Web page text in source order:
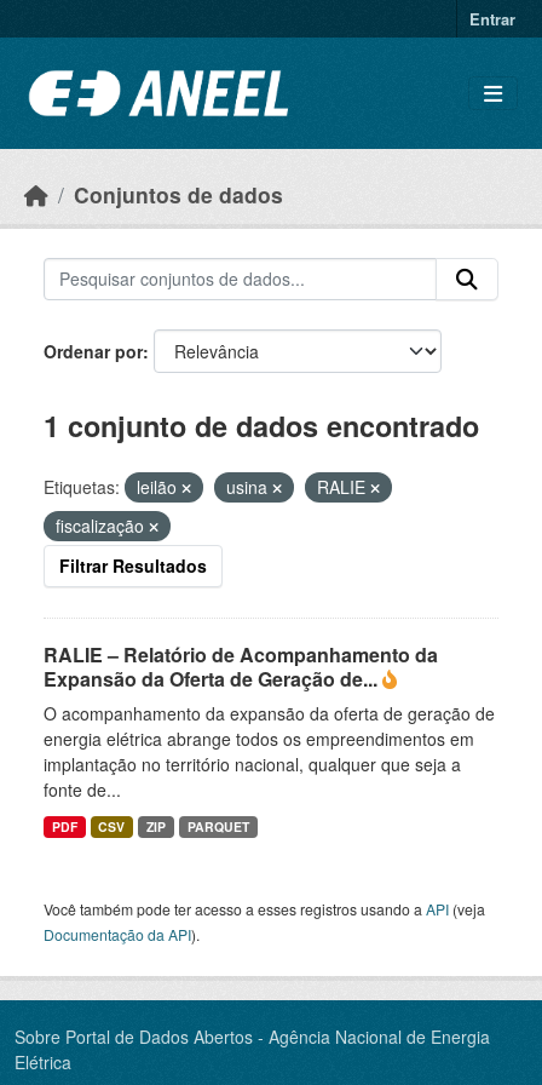
Entrar
Conjuntos de dados
Ordenar por
1 conjunto de dados encontrado
Etiquetas: leilão usina
RALIE
fiscalização
Filtrar Resultados
RALIE – Relatório de Acompanhamento da
Expansão da Oferta de Geração de...
O acompanhamento da expansão da oferta de geração de
energia elétrica abrange todos os empreendimentos em
implantação no território nacional, qualquer que seja a
fonte de...
PDF CSV ZIP PARQUET
Você também pode ter acesso a esses registros usando a API (veja
Documentação da API).
Sobre Portal de Dados Abertos - Agência Nacional de Energia
Elétrica